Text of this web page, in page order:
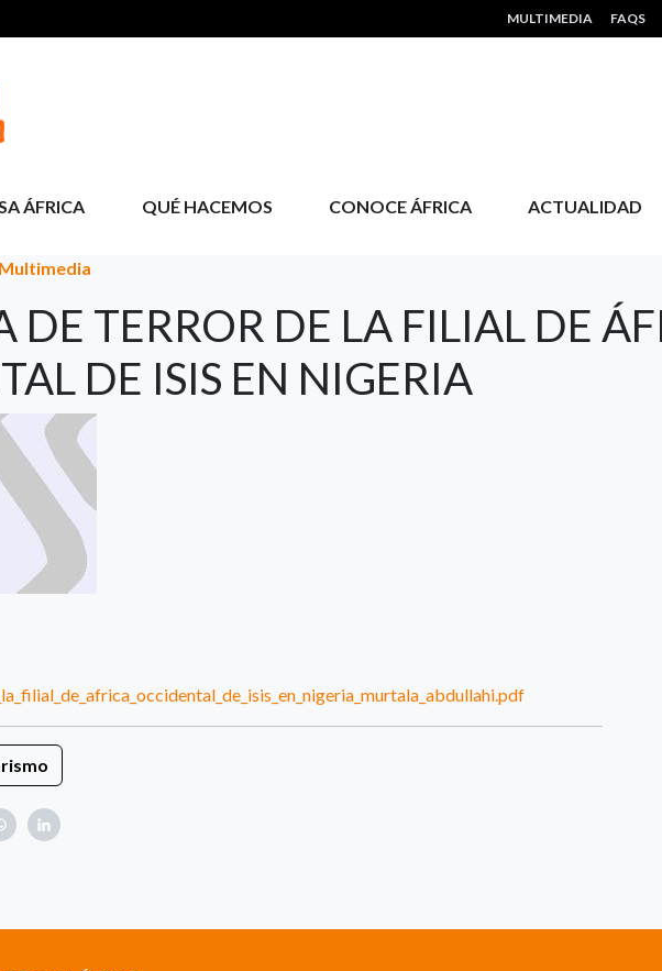
HEADER MENU
MULTIMEDIA FAQS
ÁFRICA QUÉ HACEMOS CONOCE ÁFRICA ACTUALIDAD
DE TERROR DE LA FILIAL DE
DE ISIS EN NIGERIA